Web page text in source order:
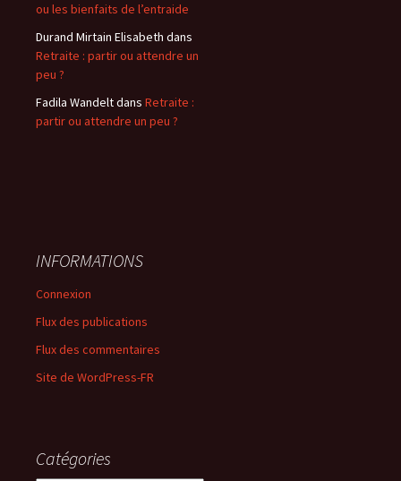
ou les bienfaits de l’entraide
Durand Mirtain Elisabeth dans
Retraite : partir ou attendre un
peu ?
Fadila Wandeltdans Retraite :
partir ou attendre un peu ?
INFORMATIONS
Connexion
Flux des publications
Flux des commentaires
Site de WordPress-FR
Catégories